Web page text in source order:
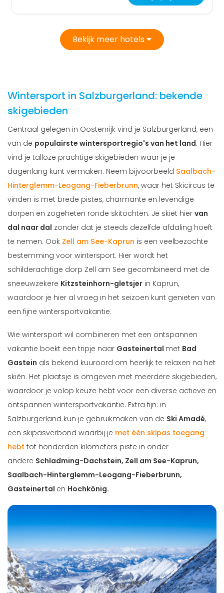
Bekijk meer hotels
Wintersport in Salzburgerland: bekende
skigebieden
Centraal gelegen in Oostenrijk vind je Salzburgerland, een
van de populairste wintersportregio's van het land. Hier
vind je talloze prachtige skigebieden waar je je
dagenlang kunt vermaken. Neem bijvoorbeeld Saalbach-
Hinterglemm-Leogang-Fieberbrunn, waar het Skicircus te
vinden is met brede pistes, charmante en levendige
dorpen en zogeheten ronde skitochten. Je skiet hier van
dal naar dal zonder dat je steeds dezelfde afdaling hoeft
te nemen. Ook Zell am See-Kaprun is een veelbezochte
bestemming voor wintersport. Hier wordt het
schilderachtige dorp Zell am See gecombineerd met de
sneeuwzekere Kitzsteinhorn-gletsjer in Kaprun,
waardoor je hier al vroeg in het seizoen kunt genieten van
een fijne wintersportvakantie.
Wie wintersport wil combineren met een ontspannen
vakantie boekt een tripje naar Gasteinertal met Bad
Gastein als bekend kuuroord om heerlijk te relaxen na het
skiën. Het plaatsje is omgeven met meerdere skigebieden,
waardoor je volop keuze hebt voor een diverse actieve en
ontspannen wintersportvakantie. Extra fijn: in
Salzburgerland kun je gebruikmaken van de Ski Amadé,
een skipasverbond waarbij je met één skipas toegang
hebt tot honderden kilometers piste in onder
andere Schladming-Dachstein, Zell am See-Kaprun,
Saalbach-Hinterglemm-Leogang-Fieberbrunn,
Gasteinertal en Hochkönig.